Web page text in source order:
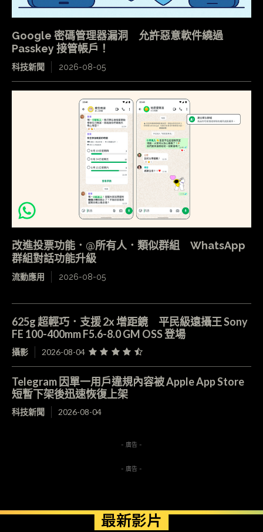
Google 密碼管理器漏洞 允許惡意軟件繞過
Passkey 接管帳戶！
科技新聞 2026-08-05
改進投票功能．@所有人．類似群組 WhatsApp
群組對話功能升級
流動應用 2026-08-05
625g 超輕巧．支援 2x 增距鏡 平民級遠攝王 Sony
FE 100-400mm F5.6-8.0 GM OSS 登場
攝影 2026-08-04
Telegram 因單一用戶違規內容被 Apple App Store
短暫下架後迅速恢復上架
科技新聞 2026-08-04
- 廣告 -
- 廣告 -
最新影片